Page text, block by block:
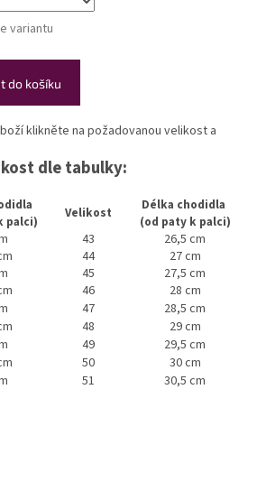
variantu
do košíku
klikněte na požadovanou velikost a
dle tabulky:
palci)
Velikost
Délka chodidla
(od paty k palci)
43
26,5 cm
44
27 cm
45
27,5 cm
46
28 cm
47
28,5 cm
48
29 cm
49
29,5 cm
50
30 cm
51 30,5 cm